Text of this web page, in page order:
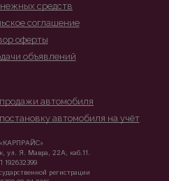
средств
соглашение
оферты
объявлений
автомобиля
автомобиля на учёт
ул. Я. Мавра, 22А, каб.11.
192632399
регистрации